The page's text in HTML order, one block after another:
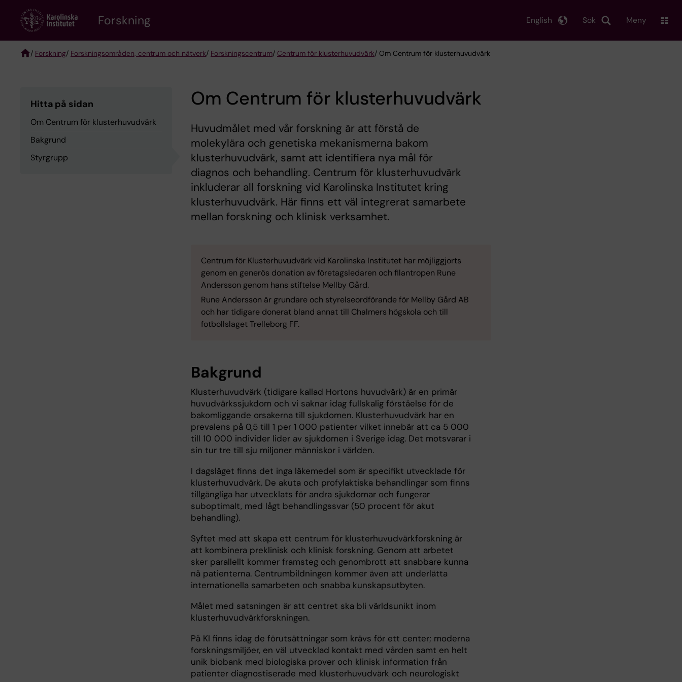
content
Forskning Sök
English Meny
/ Forskning/ Forskningsområden, centrum och nätverk/ Forskningscentrum/ Centrum för klusterhuvudvärk/ Om Centrum för klusterhuvudvärk
Hitta på sidan
Om Centrum för klusterhuvudvärk
Bakgrund
Styrgrupp
Om Centrum för klusterhuvudvärk
Huvudmålet med vår forskning är att förstå de
molekylära och genetiska mekanismerna bakom
klusterhuvudvärk, samt att identifiera nya mål för
diagnos och behandling. Centrum för klusterhuvudvärk
inkluderar all forskning vid Karolinska Institutet kring
klusterhuvudvärk. Här finns ett väl integrerat samarbete
mellan forskning och klinisk verksamhet.
Centrum för Klusterhuvudvärk vid Karolinska Institutet har möjliggjorts
genom en generös donation av företagsledaren och filantropen Rune
Andersson genom hans stiftelse Mellby Gård.
Rune Andersson är grundare och styrelseordförande för Mellby Gård AB
och har tidigare donerat bland annat till Chalmers högskola och till
fotbollslaget Trelleborg FF.
Bakgrund
Klusterhuvudvärk (tidigare kallad Hortons huvudvärk) är en primär
huvudvärkssjukdom och vi saknar idag fullskalig förståelse för de
bakomliggande orsakerna till sjukdomen. Klusterhuvudvärk har en
prevalens på 0,5 till 1 per 1 000 patienter vilket innebär att ca 5 000
till 10 000 individer lider av sjukdomen i Sverige idag. Det motsvarar i
sin tur tre till sju miljoner människor i världen.
I dagsläget finns det inga läkemedel som är specifikt utvecklade för
klusterhuvudvärk. De akuta och profylaktiska behandlingar som finns
tillgängliga har utvecklats för andra sjukdomar och fungerar
suboptimalt, med lågt behandlingssvar (50 procent för akut
behandling).
Syftet med att skapa ett centrum för klusterhuvudvärkforskning är
att kombinera preklinisk och klinisk forskning. Genom att arbetet
sker parallellt kommer framsteg och genombrott att snabbare kunna
nå patienterna. Centrumbildningen kommer även att underlätta
internationella samarbeten och snabba kunskapsutbyten.
Målet med satsningen är att centret ska bli världsunikt inom
klusterhuvudvärkforskningen.
På KI finns idag de förutsättningar som krävs för ett center; moderna
forskningsmiljöer, en väl utvecklad kontakt med vården samt en helt
unik biobank med biologiska prover och klinisk information från
patienter diagnostiserade med klusterhuvudvärk och neurologiskt